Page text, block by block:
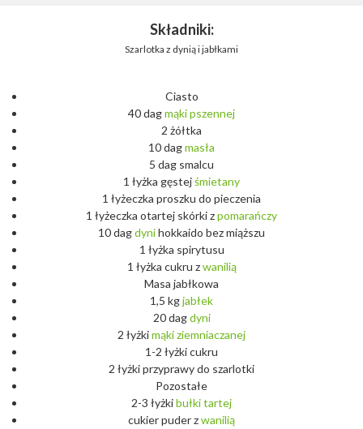
Składniki:
Szarlotka z dynią i jabłkami
Ciasto
40 dagmąkipszennej
2 żółtka
10 dagmasła
5 dag smalcu
1 łyżka gęstejśmietany
1 łyżeczka proszku do pieczenia
1 łyżeczka otartej skórki zpomarańczy
10 dagdynihokkaido bez miąższu
1 łyżka spirytusu
1 łyżka cukru zwanilią
Masa jabłkowa
1,5 kgjabłek
20 dagdyni
2 łyżkimąkiziemniaczanej
1-2 łyżki cukru
2 łyżki przyprawy do szarlotki
Pozostałe
2-3 łyżkibułkitartej
cukier puder zwanilią